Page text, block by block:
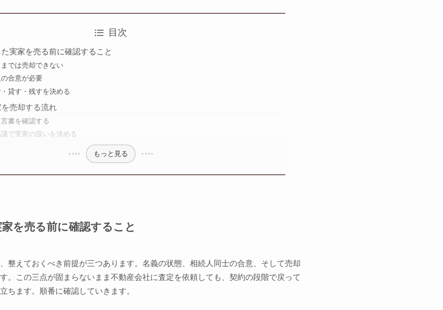
目次
実家を売る前に確認すること
では売却できない
合意が必要
貸す・残すを決める
売却する流れ
書を確認する
で実家の扱いを決める
もっと見る
を売る前に確認すること
整えておくべき前提が三つあります。名義の状態、相続人同士の合意、そして売却
。この三点が固まらないまま不動産会社に査定を依頼しても、契約の段階で戻って
ちます。順番に確認していきます。